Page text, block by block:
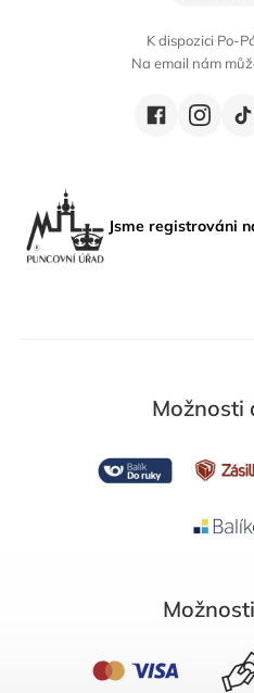
K dispozici Po-
Na email nám
Jsme registrováni
Možnosti